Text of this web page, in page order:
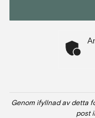
Genom ifyllnad av detta
post